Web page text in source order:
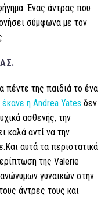
Ένας άντρας που
σύμφωνα με τον
πέντε της παιδιά το ένα
η Andrea Yates δεν
ασθενής, την
καλά αντί να την
Και αυτά τα περιστατικά
της Valerie
γυναικών στην
άντρες τους και